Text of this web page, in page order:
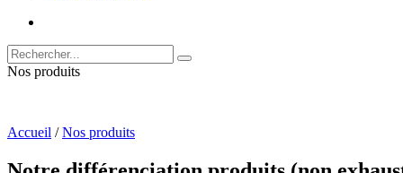
Nos produits
Accueil /Nos produits